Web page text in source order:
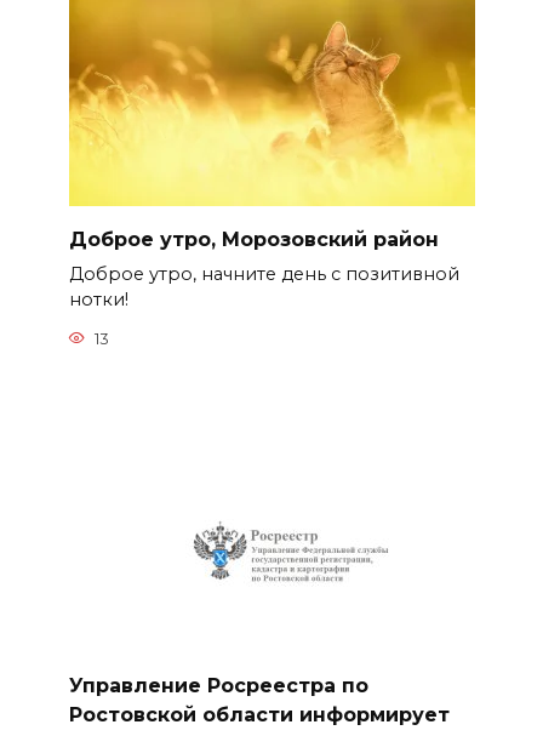
Доброе утро, Морозовский район
Доброе утро, начните день с позитивной
нотки!
13
Управление Росреестра по
Ростовской области информирует